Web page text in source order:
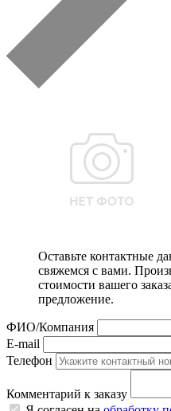
Оставьте контактные
свяжемся с вами.
стоимости вашего
предложение.
ФИО/Компания
E-mail
Телефон
Комментарий к заказу